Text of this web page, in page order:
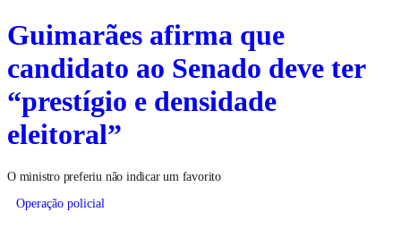
Guimarães afirma que
candidato ao Senado deve ter
“prestígio e densidade
eleitoral”
O ministro preferiu não indicar um favorito
Operação policial